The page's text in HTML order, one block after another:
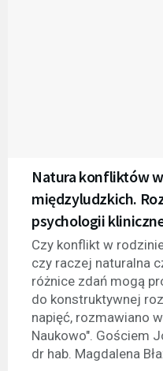
Natura konfliktów
międzyludzkich.
psychologii
Czy konflikt w
czy raczej naturalna
różnice zdań mogą
do konstruktywnej
napięć, rozmawiano
Naukowo". Gościem
dr hab. Magdalena